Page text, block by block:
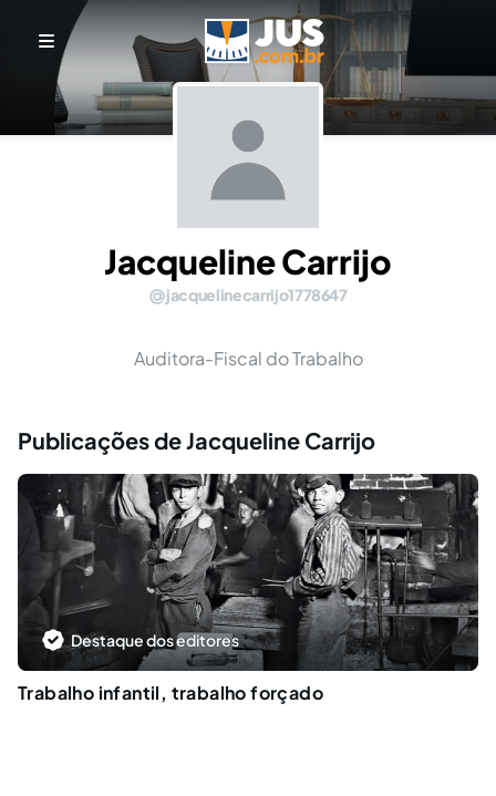
Jacqueline Carrijo
jacquelinecarrijo1778647
Auditora-Fiscal do Trabalho
Publicações de Jacqueline Carrijo
Destaque dos editores
Trabalho infantil, trabalho forçado